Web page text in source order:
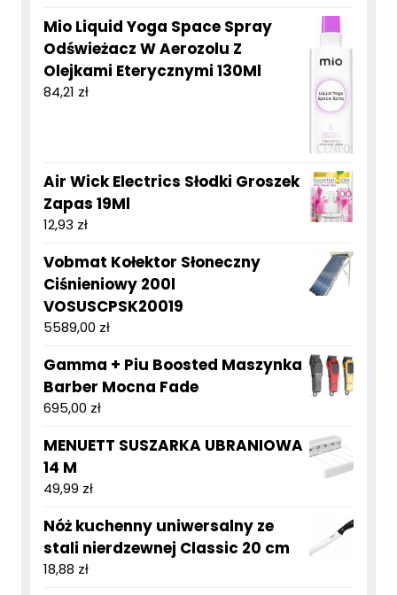
Mio Liquid Yoga Space Spray
Odświeżacz W Aerozolu Z
Olejkami Eterycznymi 130Ml
84,21 zł
Air Wick Electrics Słodki Groszek
Zapas 19Ml
12,93 zł
Vobmat Kołektor Słoneczny
Ciśnieniowy 200l
VOSUSCPSK20019
5589,00 zł
Gamma + Piu Boosted Maszynka
Barber Mocna Fade
695,00 zł
MENUETT SUSZARKA UBRANIOWA
14 M
49,99 zł
Nóż kuchenny uniwersalny ze
stali nierdzewnej Classic 20 cm
18,88 zł